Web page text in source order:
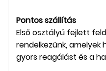
Pontos szállítás
Első osztályú fejlett
rendelkezünk,
gyors reagálást és a